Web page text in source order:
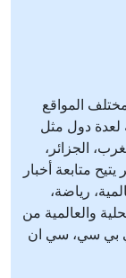
المواقع
لعدة دول مثل
الجزائر،
يتيح متابعة أخبار
رياضة،
والعالمية من
بي بي سي، سي ان